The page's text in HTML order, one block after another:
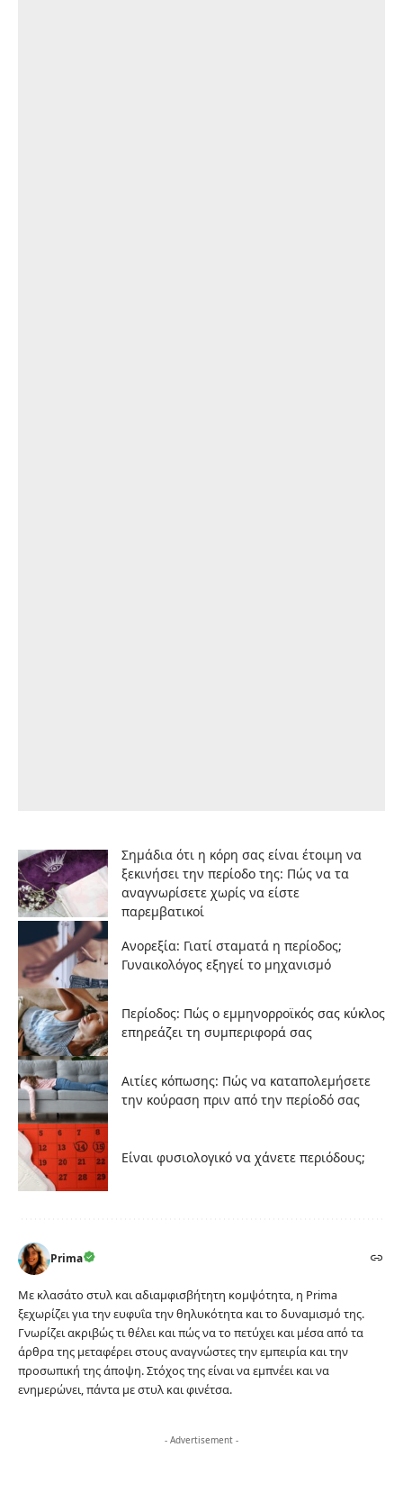
Σημάδια ότι η κόρη σας είναι έτοιμη να
ξεκινήσει την περίοδο της: Πώς να τα
αναγνωρίσετε χωρίς να είστε
παρεμβατικοί
Ανορεξία: Γιατί σταματά η περίοδος;
Γυναικολόγος εξηγεί το μηχανισμό
Περίοδος: Πώς ο εμμηνορροϊκός σας κύκλος
επηρεάζει τη συμπεριφορά σας
Αιτίες κόπωσης: Πώς να καταπολεμήσετε
την κούραση πριν από την περίοδό σας
Είναι φυσιολογικό να χάνετε περιόδους;
Prima
Με κλασάτο στυλ και αδιαμφισβήτητη κομψότητα, η Prima
ξεχωρίζει για την ευφυΐα την θηλυκότητα και το δυναμισμό της.
Γνωρίζει ακριβώς τι θέλει και πώς να το πετύχει και μέσα από τα
άρθρα της μεταφέρει στους αναγνώστες την εμπειρία και την
προσωπική της άποψη. Στόχος της είναι να εμπνέει και να
ενημερώνει, πάντα με στυλ και φινέτσα.
- Advertisement -